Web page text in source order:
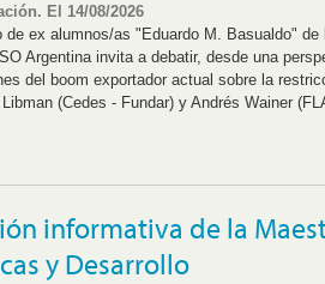
El 14/08/2026
de ex alumnos/as "Eduardo M. Basualdo"
Argentina invita a debatir, desde una
del boom exportador actual sobre la
(Cedes - Fundar) y Andrés Wainer
informativa de la
y Desarrollo